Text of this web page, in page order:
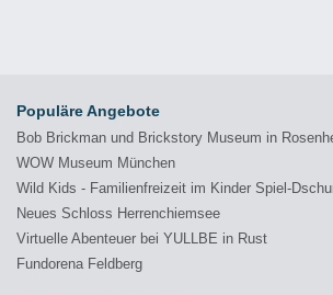
Populäre Angebote
Bob Brickman und Brickstory Museum in
WOW Museum München
Wild Kids - Familienfreizeit im Kinder Spiel-
Neues Schloss Herrenchiemsee
Virtuelle Abenteuer bei YULLBE in Rust
Fundorena Feldberg